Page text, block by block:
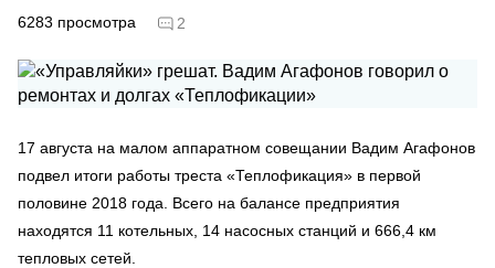
6283 просмотра 2
17 августа на малом аппаратном совещании Вадим Агафонов
подвел итоги работы треста «Теплофикация» в первой
половине 2018 года. Всего на балансе предприятия
находятся 11 котельных, 14 насосных станций и 666,4 км
тепловых сетей.